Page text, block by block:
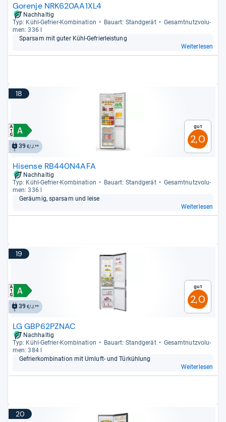
Gorenje NRK620AA1XL4
Nachhaltig
Typ: Kühl-​Gefrier-​Kom­bi­na­tion
Bau­art: Stand­ge­rät
Gesamt­nutz­vo­lu­
men: 336 l
Spar­sam mit guter Kühl-​Gefrier­leis­tung
Weiterlesen
18
39 €/J.**
Gut
2,0
Hisense RB440N4AFA
Nachhaltig
Typ: Kühl-​Gefrier-​Kom­bi­na­tion
Bau­art: Stand­ge­rät
Gesamt­nutz­vo­lu­
men: 336 l
Geräu­mig, spar­sam und leise
Weiterlesen
19
39 €/J.**
Gut
2,0
LG GBP62PZNAC
Nachhaltig
Typ: Kühl-​Gefrier-​Kom­bi­na­tion
Bau­art: Stand­ge­rät
Gesamt­nutz­vo­lu­
men: 384 l
Gefrier­kom­bi­na­tion mit Umluft-​ und Tür­küh­lung
Weiterlesen
20